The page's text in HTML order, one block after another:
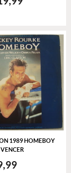
1989 HOMEBOY